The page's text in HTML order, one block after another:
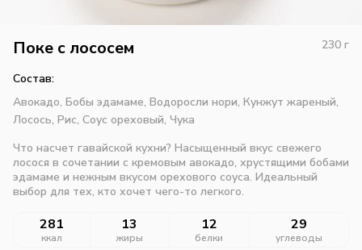
Поке с лососем 230 г
Состав:
Авокадо, Бобы эдамаме, Водоросли нори, Кунжут жареный,
Лосось, Рис, Соус ореховый, Чука
Что насчет гавайской кухни? Насыщенный вкус свежего
лосося в сочетании с кремовым авокадо, хрустящими бобами
эдамаме и нежным вкусом орехового соуса. Идеальный
выбор для тех, кто хочет чего-то легкого.
281
ккал
13
жиры
12
белки
29
углеводы